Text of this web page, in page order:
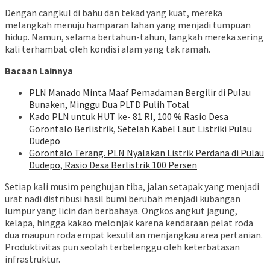
Dengan cangkul di bahu dan tekad yang kuat, mereka
melangkah menuju hamparan lahan yang menjadi tumpuan
hidup. Namun, selama bertahun-tahun, langkah mereka sering
kali terhambat oleh kondisi alam yang tak ramah.
Bacaan Lainnya
PLN Manado Minta Maaf Pemadaman Bergilir di Pulau
Bunaken, Minggu Dua PLTD Pulih Total
Kado PLN untuk HUT ke- 81 RI, 100 % Rasio Desa
Gorontalo Berlistrik, Setelah Kabel Laut Listriki Pulau
Dudepo
Gorontalo Terang. PLN Nyalakan Listrik Perdana di Pulau
Dudepo, Rasio Desa Berlistrik 100 Persen
Setiap kali musim penghujan tiba, jalan setapak yang menjadi
urat nadi distribusi hasil bumi berubah menjadi kubangan
lumpur yang licin dan berbahaya. Ongkos angkut jagung,
kelapa, hingga kakao melonjak karena kendaraan pelat roda
dua maupun roda empat kesulitan menjangkau area pertanian.
Produktivitas pun seolah terbelenggu oleh keterbatasan
infrastruktur.